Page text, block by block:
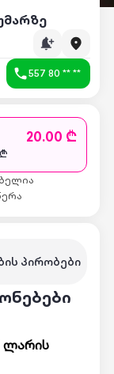
557 80 ** **
პირობები
ლარის
20.00 ₾
₾